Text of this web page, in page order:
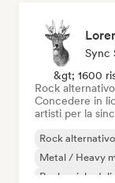
Sync
&gt; 1600
Rock alternativo
Concedere in
artisti per la
Rock alternativo
Metal / Heavy
Rock